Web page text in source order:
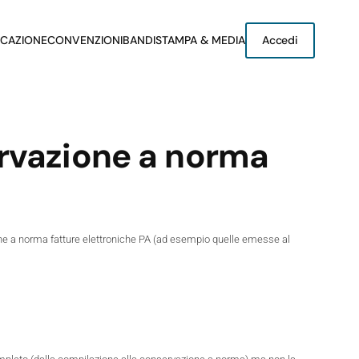
CONVENZIONIBANDISTAMPA & MEDIA Accedi
a norma
a norma fatture elettroniche PA (ad esempio quelle emesse al